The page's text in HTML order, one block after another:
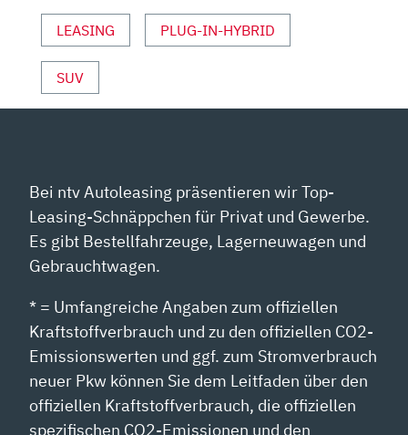
LEASING PLUG-IN-HYBRID
SUV
Bei ntv Autoleasing präsentieren wir Top-
Leasing-Schnäppchen für Privat und Gewerbe.
Es gibt Bestellfahrzeuge, Lagerneuwagen und
Gebrauchtwagen.
* = Umfangreiche Angaben zum offiziellen
Kraftstoffverbrauch und zu den offiziellen CO2-
Emissionswerten und ggf. zum Stromverbrauch
neuer Pkw können Sie dem Leitfaden über den
offiziellen Kraftstoffverbrauch, die offiziellen
spezifischen CO2-Emissionen und den